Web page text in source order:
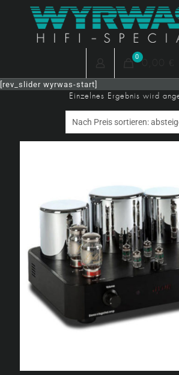
0 0,00 €
[rev_slider wyrwas-start]
Einzelnes Ergebnis wird